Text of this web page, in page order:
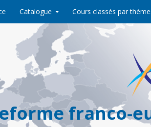
Catalogue Cours classés par
franco-